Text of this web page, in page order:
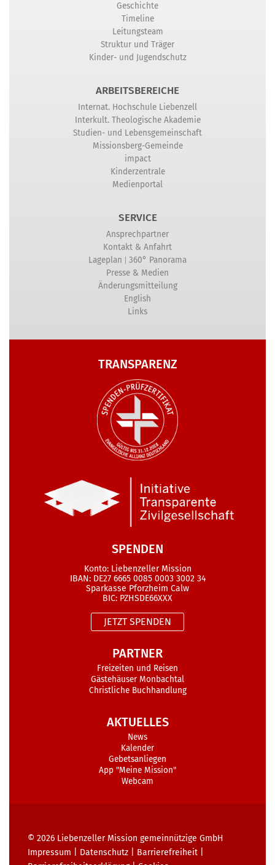
Geschichte
Timeline
Leitungsteam
Struktur und Träger
Kinder- und Jugendschutz
ARBEITSBEREICHE
Internat. Hochschule Liebenzell
Interkult. Theologische Akademie
Studien- und Lebensgemeinschaft
Missionsberg-Gemeinde
impact
Kinderzentrale
Medienportal
SERVICE
Ansprechpartner
Kontakt & Anfahrt
Lageplan | 360° Panorama
Presse & Medien
Änderungsmitteilung
English
Links
TRANSPARENZ
SPENDEN
Konto: Liebenzeller Mission
IBAN: DE27 6665 0085 0003 3002 34
Sparkasse Pforzheim Calw
BIC: PZHSDE66XXX
JETZT SPENDEN
PARTNER
Freizeiten und Reisen
Gästehäuser Monbachtal
Christliche Buchhandlung
AKTUELLES
News
Kalender
Gebetsanliegen
App "Meine Mission"
Webcam
© 2026 Liebenzeller Mission gemeinnützige GmbH
Impressum
Datenschutz Barrierefreiheit